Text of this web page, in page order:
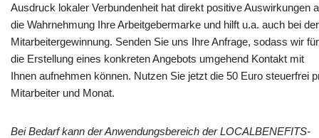
Ausdruck lokaler Verbundenheit hat direkt positive Auswirkungen
die Wahrnehmung Ihre Arbeitgebermarke und hilft u.a. auch bei der
Mitarbeitergewinnung. Senden Sie uns Ihre Anfrage, sodass wir für
die Erstellung eines konkreten Angebots umgehend Kontakt mit
Ihnen aufnehmen können. Nutzen Sie jetzt die 50 Euro steuerfrei
Mitarbeiter und Monat.
Bei Bedarf kann der Anwendungsbereich der LOCALBENEFITS-